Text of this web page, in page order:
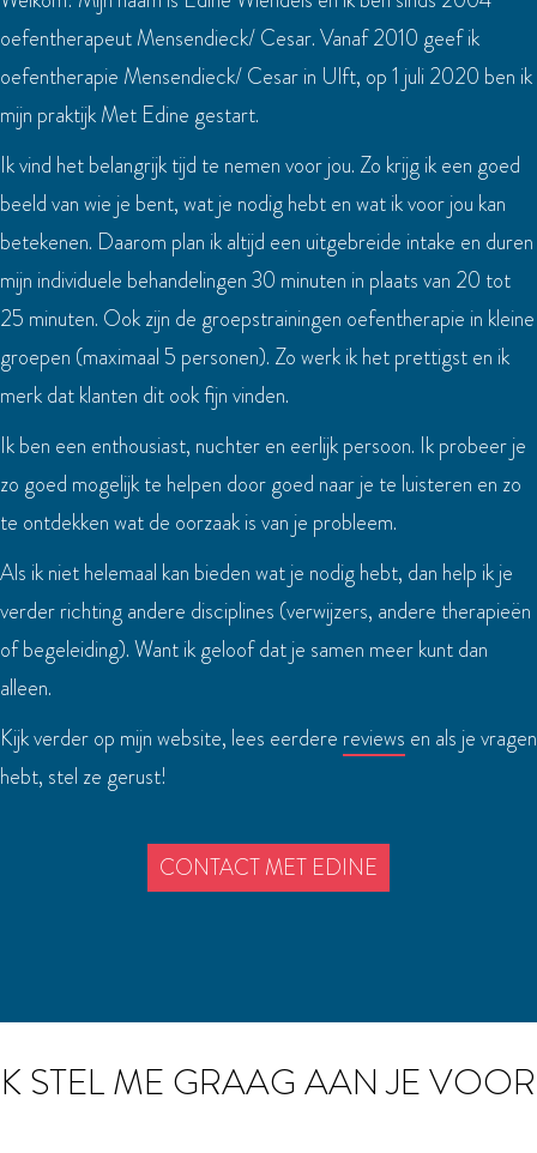
oefentherapeut Mensendieck/ Cesar. Vanaf 2010 geef ik
oefentherapie Mensendieck/ Cesar in Ulft, op 1 juli 2020 ben ik
mijn praktijk Met Edine gestart.
Ik vind het belangrijk tijd te nemen voor jou. Zo krijg ik een goed
beeld van wie je bent, wat je nodig hebt en wat ik voor jou kan
betekenen. Daarom plan ik altijd een uitgebreide intake en duren
mijn individuele behandelingen 30 minuten in plaats van 20 tot
25 minuten. Ook zijn de groepstrainingen oefentherapie in kleine
groepen (maximaal 5 personen). Zo werk ik het prettigst en ik
merk dat klanten dit ook fijn vinden.
Ik ben een enthousiast, nuchter en eerlijk persoon. Ik probeer je
zo goed mogelijk te helpen door goed naar je te luisteren en zo
te ontdekken wat de oorzaak is van je probleem.
Als ik niet helemaal kan bieden wat je nodig hebt, dan help ik je
verder richting andere disciplines (verwijzers, andere therapieën
of begeleiding). Want ik geloof dat je samen meer kunt dan
alleen.
Kijk verder op mijn website, lees eerdere reviews en als je vragen
hebt, stel ze gerust!
CONTACT MET EDINE
STEL ME GRAAG AAN JE